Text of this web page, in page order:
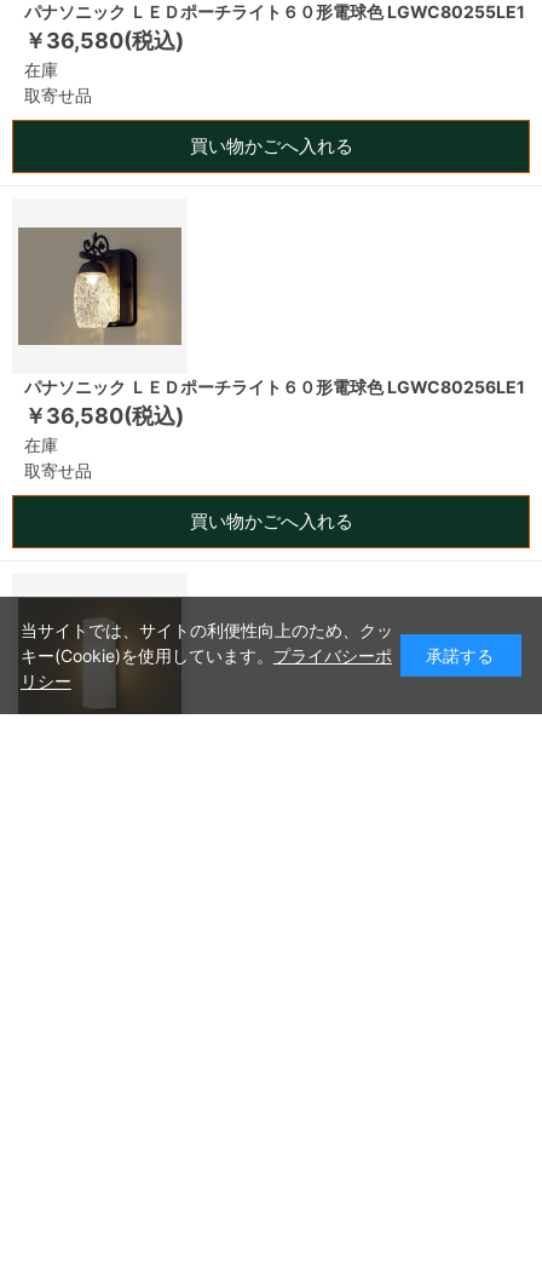
パナソニック ＬＥＤポーチライト６０形電球色 LGWC80255LE1
￥36,580(税込)
在庫
取寄せ品
買い物かごへ入れる
パナソニック ＬＥＤポーチライト６０形電球色 LGWC80256LE1
￥36,580(税込)
在庫
取寄せ品
買い物かごへ入れる
当サイトでは、サイトの利便性向上のため、クッ
キー(Cookie)を使用しています。 プライバシーポ
リシー
承諾する